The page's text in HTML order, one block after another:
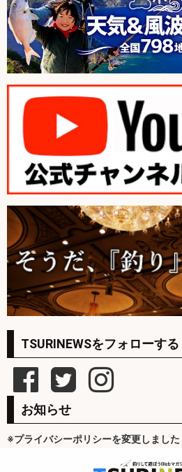
TSURINEWSをフォローする
お知らせ
※プライバシーポリシーを変更しました